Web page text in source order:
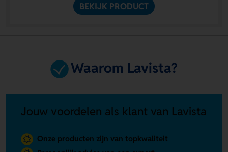
BEKIJK PRODUCT
Waarom Lavista?
Jouw voordelen als klant van Lavista
Onze producten zijn van topkwaliteit